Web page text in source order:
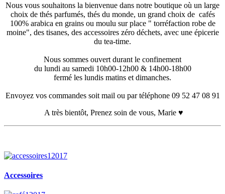
Nous vous souhaitons la bienvenue dans notre boutique où un large
choix de thés parfumés, thés du monde, un grand choix de cafés
100% arabica en grains ou moulu sur place " torréfaction robe de
moine", des tisanes, des accessoires zéro déchets, avec une épicerie
du tea-time.
Nous sommes ouvert durant le confinement
du lundi au samedi 10h00-12h00 & 14h00-18h00
fermé les lundis matins et dimanches.
Envoyez vos commandes soit mail ou par téléphone 09 52 47 08 91
A très bientôt, Prenez soin de vous, Marie ♥
Accessoires